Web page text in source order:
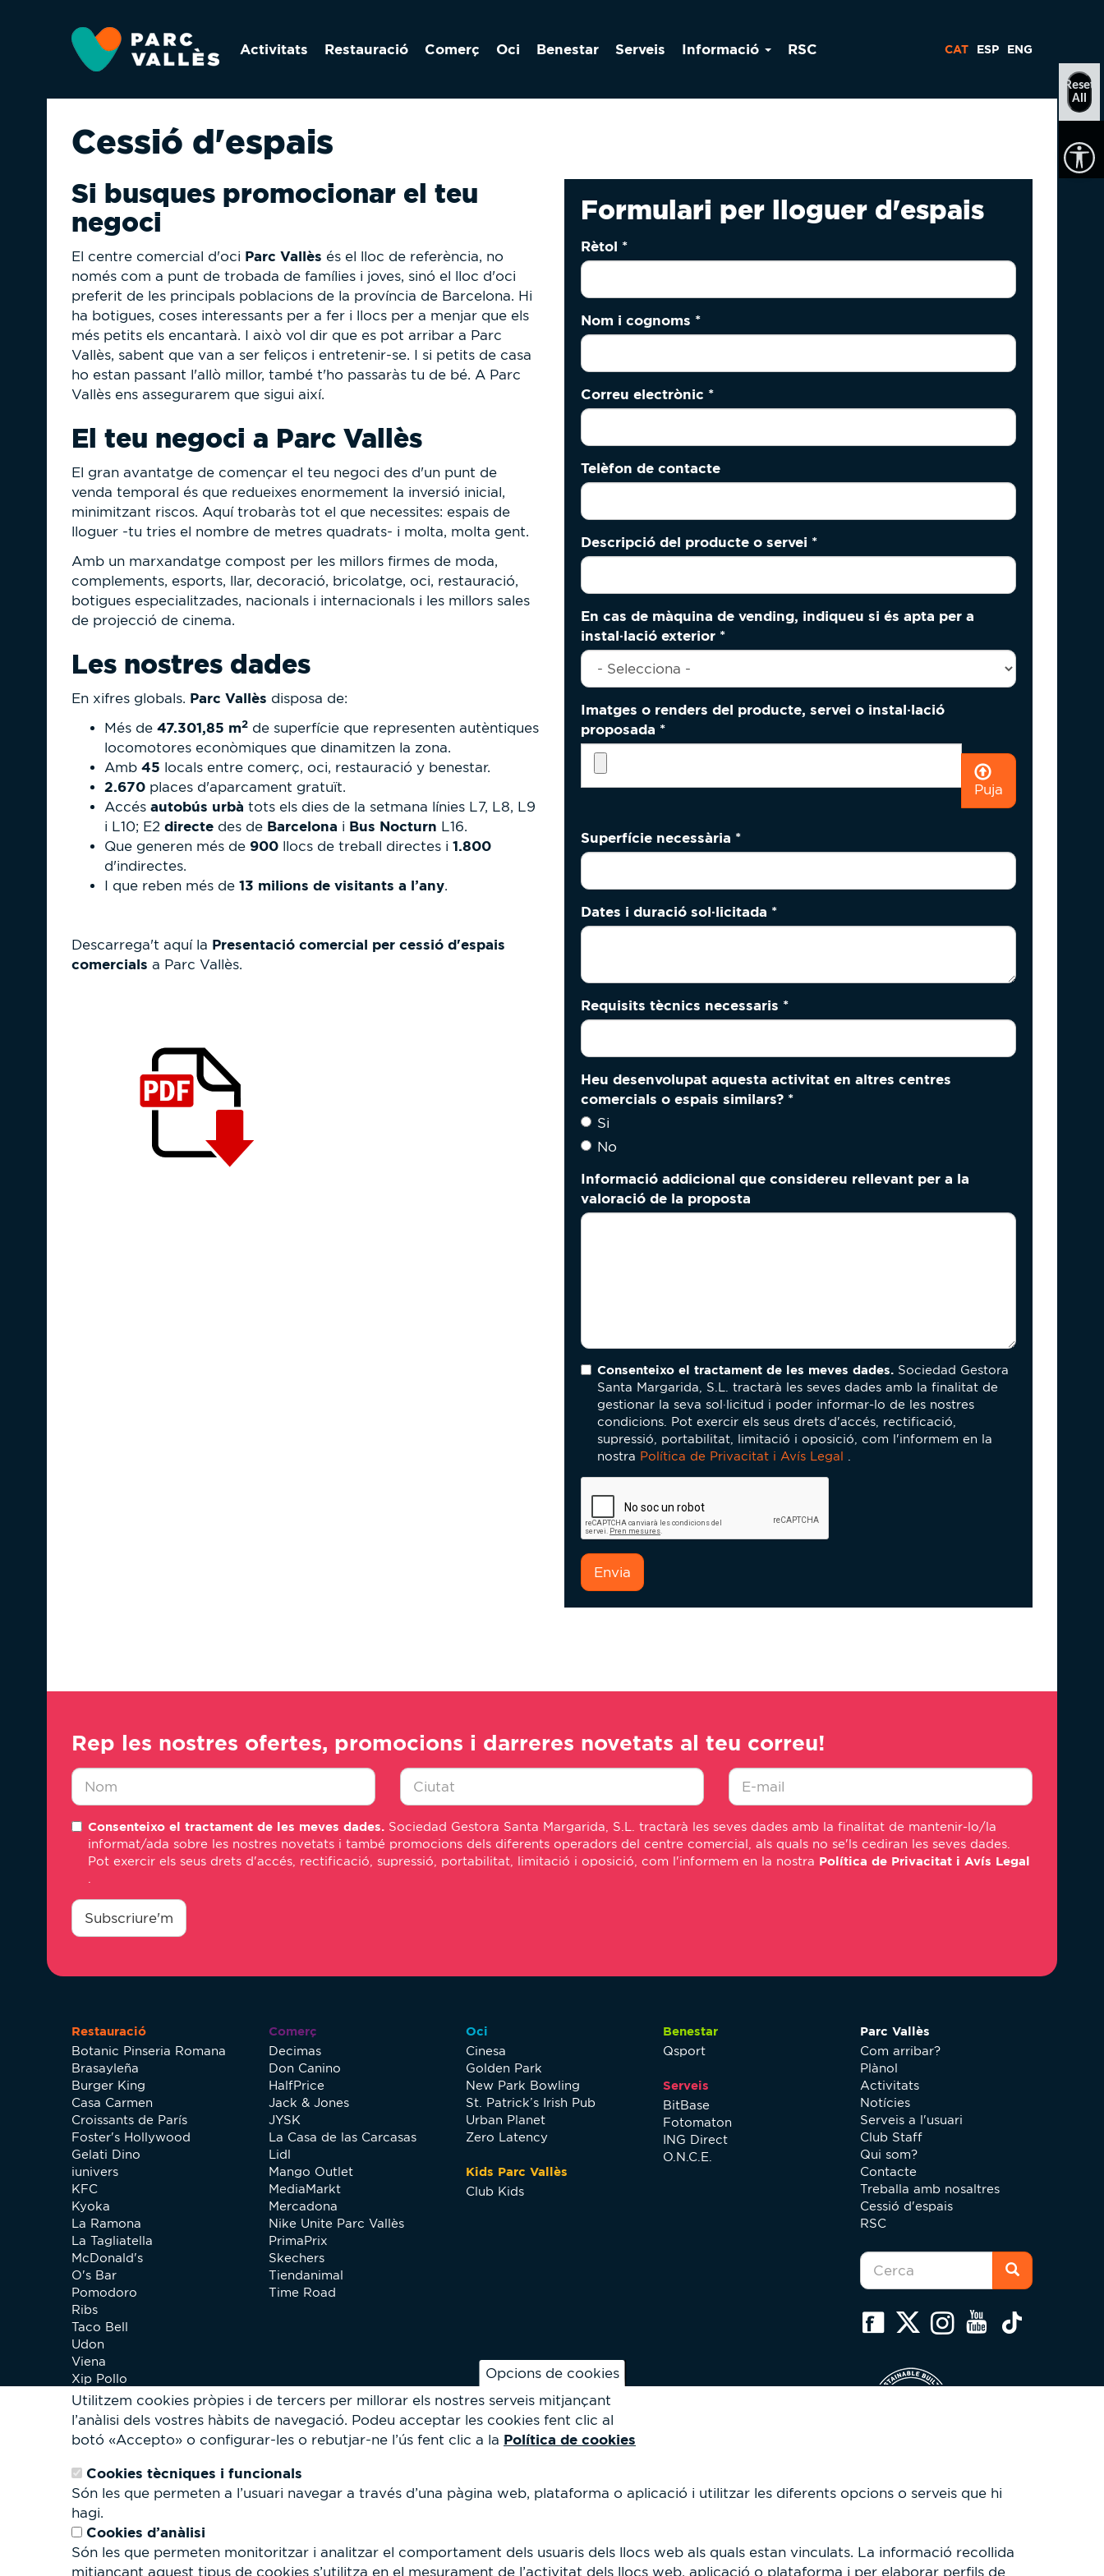
Opcions de cookies
Utilitzem cookies pròpies i de tercers per millorar els nostres serveis mitjançant
l’anàlisi dels vostres hàbits de navegació. Podeu acceptar les cookies fent clic al
botó «Accepto» o configurar-les o rebutjar-ne l’ús fent clic a la Política de cookies
Cookies tècniques i funcionals
Són les que permeten a l’usuari navegar a través d’una pàgina web, plataforma o aplicació i utilitzar les diferents opcions o serveis que hi
hagi.
Cookies d’anàlisi
Són les que permeten monitoritzar i analitzar el comportament dels usuaris dels llocs web als quals estan vinculats. La informació recollida
mitjançant aquest tipus de cookies s’utilitza en el mesurament de l’activitat dels llocs web, aplicació o plataforma i per elaborar perfils de
Activitats Restauració Comerç Oci Benestar Serveis Informació RSC CAT ESP ENG
Cessió d'espais
Si busques promocionar el teu
negoci
El centre comercial d'oci Parc Vallès és el lloc de referència, no
només com a punt de trobada de famílies i joves, sinó el lloc d'oci
preferit de les principals poblacions de la província de Barcelona. Hi
ha botigues, coses interessants per a fer i llocs per a menjar que els
més petits els encantarà. I això vol dir que es pot arribar a Parc
Vallès, sabent que van a ser feliços i entretenir-se. I si petits de casa
ho estan passant l'allò millor, també t'ho passaràs tu de bé. A Parc
Vallès ens assegurarem que sigui així.
El teu negoci a Parc Vallès
El gran avantatge de començar el teu negoci des d'un punt de
venda temporal és que redueixes enormement la inversió inicial,
minimitzant riscos. Aquí trobaràs tot el que necessites: espais de
lloguer -tu tries el nombre de metres quadrats- i molta, molta gent.
Amb un marxandatge compost per les millors firmes de moda,
complements, esports, llar, decoració, bricolatge, oci, restauració,
botigues especialitzades, nacionals i internacionals i les millors sales
de projecció de cinema.
Les nostres dades
En xifres globals. Parc Vallès disposa de:
Més de 47.301,85 m2 de superfície que representen autèntiques
locomotores econòmiques que dinamitzen la zona.
Amb 45 locals entre comerç, oci, restauració y benestar.
2.670 places d'aparcament gratuït.
Accés autobús urbà tots els dies de la setmana línies L7, L8, L9
i L10; E2 directe des de Barcelona i Bus Nocturn L16.
Que generen més de 900 llocs de treball directes i 1.800
d'indirectes.
I que reben més de 13 milions de visitants a l’any.
Descarrega't aquí la Presentació comercial per cessió d'espais
comercials a Parc Vallès.
Formulari per lloguer d'espais
Rètol *
Nom i cognoms *
Correu electrònic *
Telèfon de contacte
Descripció del producte o servei *
En cas de màquina de vending, indiqueu si és apta per a
instal·lació exterior *
Imatges o renders del producte, servei o instal·lació
proposada *
Puja
Superfície necessària *
Dates i duració sol·licitada *
Requisits tècnics necessaris *
Heu desenvolupat aquesta activitat en altres centres
comercials o espais similars? *
Si
No
Informació addicional que considereu rellevant per a la
valoració de la proposta
Consenteixo el tractament de les meves dades. Sociedad Gestora
Santa Margarida, S.L. tractarà les seves dades amb la finalitat de
gestionar la seva sol·licitud i poder informar-lo de les nostres
condicions. Pot exercir els seus drets d'accés, rectificació,
supressió, portabilitat, limitació i oposició, com l'informem en la
nostra Política de Privacitat i Avís Legal
consentimiento
Envia
Rep les nostres ofertes, promocions i darreres novetats al teu correu!
*
*
mail
Consenteixo el tractament de les meves dades. Sociedad Gestora Santa Margarida, S.L. tractarà les seves dades amb la finalitat de mantenir-lo/la
informat/ada sobre les nostres novetats i també promocions dels diferents operadors del centre comercial, als quals no se'ls cediran les seves dades.
Pot exercir els seus drets d'accés, rectificació, supressió, portabilitat, limitació i oposició, com l'informem en la nostra Política de Privacitat i Avís Legal
consentimiento
Subscriure'm
Restauració
Botanic Pinseria Romana
Brasayleña
Burger King
Casa Carmen
Croissants de París
Foster's Hollywood
Gelati Dino
iunivers
KFC
Kyoka
La Ramona
La Tagliatella
McDonald's
O's Bar
Pomodoro
Ribs
Taco Bell
Udon
Viena
Xip Pollo
Comerç
Decimas
Don Canino
HalfPrice
Jack & Jones
JYSK
La Casa de las Carcasas
Lidl
Mango Outlet
MediaMarkt
Mercadona
Nike Unite Parc Vallès
PrimaPrix
Skechers
Tiendanimal
Time Road
Oci
Cinesa
Golden Park
New Park Bowling
St. Patrick’s Irish Pub
Urban Planet
Zero Latency
Kids Parc Vallès
Club Kids
Benestar
Qsport
Serveis
BitBase
Fotomaton
ING Direct
O.N.C.E.
Parc Vallès
Com arribar?
Plànol
Activitats
Notícies
Serveis a l'usuari
Club Staff
Qui som?
Contacte
Treballa amb nosaltres
Cessió d'espais
RSC
Formulari
de
cerca
Reset
All